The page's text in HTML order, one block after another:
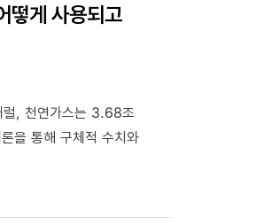
떻게 사용되고
럴, 천연가스는 3.68조
을 통해 구체적 수치와